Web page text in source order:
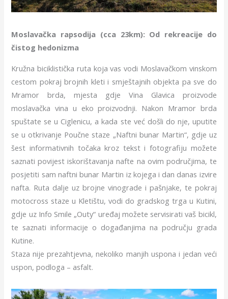
Moslavačka rapsodija (cca 23km): Od rekreacije do
čistog hedonizma
Kružna biciklistička ruta koja vas vodi Moslavačkom vinskom
cestom pokraj brojnih kleti i smještajnih objekta pa sve do
Mramor brda, mjesta gdje Vina Glavica proizvode
moslavačka vina u eko proizvodnji. Nakon Mramor brda
spuštate se u Ciglenicu, a kada ste već došli do nje, uputite
se u otkrivanje Poučne staze „Naftni bunar Martin“, gdje uz
šest informativnih točaka kroz tekst i fotografiju možete
saznati povijest iskorištavanja nafte na ovim područjima, te
posjetiti sam naftni bunar Martin iz kojega i dan danas izvire
nafta. Ruta dalje uz brojne vinograde i pašnjake, te pokraj
motocross staze u Kletištu, vodi do gradskog trga u Kutini,
gdje uz Info Smile „Outy“ uređaj možete servisirati vaš bicikl,
te saznati informacije o događanjima na području grada
Kutine.
Staza nije prezahtjevna, nekoliko manjih uspona i jedan veći
uspon, podloga – asfalt.